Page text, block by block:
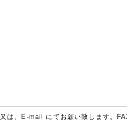
は、E-mail にてお願い致します。